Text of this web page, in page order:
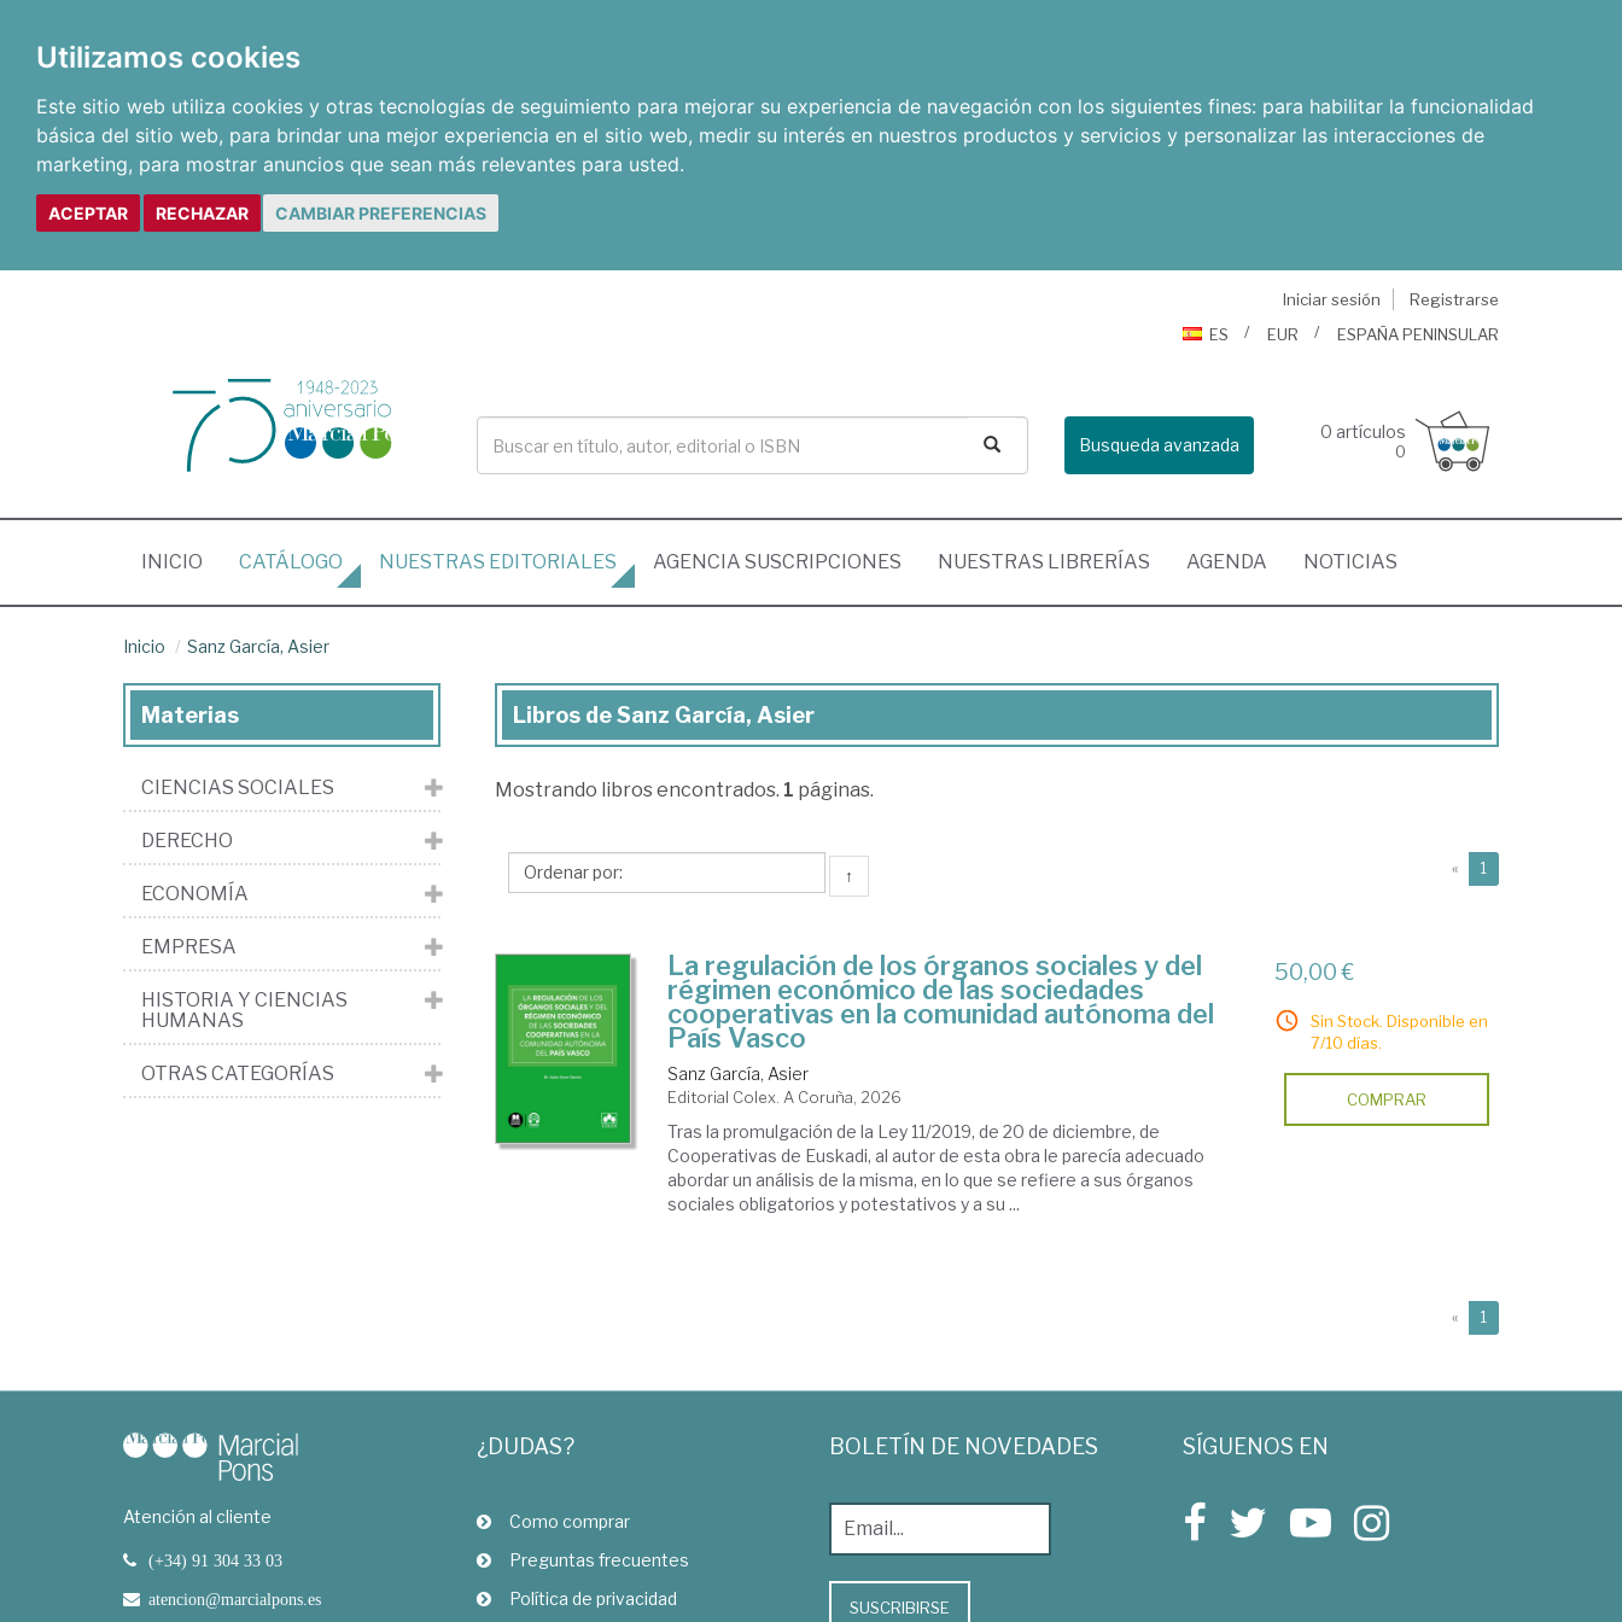
Utilizamos cookies
Este sitio web utiliza cookies y otras tecnologías de seguimiento para mejorar su experiencia de navegación con los siguientes fines: para habilitar la funcionalidad
básica del sitio web, para brindar una mejor experiencia en el sitio web, medir su interés en nuestros productos y servicios y personalizar las interacciones de
marketing, para mostrar anuncios que sean más relevantes para usted.
ACEPTAR RECHAZAR CAMBIAR PREFERENCIAS
Iniciar sesión
Registrarse
ES
EUR ESPAÑA PENINSULAR
Busqueda avanzada
0 artículos
0
INICIO (CURRENT)
CATÁLOGO NUESTRAS EDITORIALES AGENCIA SUSCRIPCIONES NUESTRAS LIBRERÍAS AGENDA NOTICIAS
Inicio Sanz García, Asier
Libros
Sanz
Asier
Libros de Sanz García, Asier
Mostrando libros encontrados. 1 páginas.
↑ « 1
La regulación de los órganos sociales y del
régimen económico de las sociedades
cooperativas en la comunidad autónoma del
País Vasco
Sanz García, Asier
Editorial Colex. A Coruña, 2026
Tras la promulgación de la Ley 11/2019, de 20 de diciembre, de
Cooperativas de Euskadi, al autor de esta obra le parecía adecuado
abordar un análisis de la misma, en lo que se refiere a sus órganos
sociales obligatorios y potestativos y a su ...
50,00 €
Sin Stock. Disponible en
7/10 días.
COMPRAR
« 1
Materias
CIENCIAS SOCIALES
DERECHO
ECONOMÍA
EMPRESA
HISTORIA Y CIENCIAS
HUMANAS
OTRAS CATEGORÍAS
Atención al cliente
(+34) 91 304 33 03
atencion@marcialpons.es
¿DUDAS?
Como comprar
Preguntas frecuentes
Política de privacidad
BOLETÍN DE NOVEDADES
SUSCRIBIRSE
SÍGUENOS EN